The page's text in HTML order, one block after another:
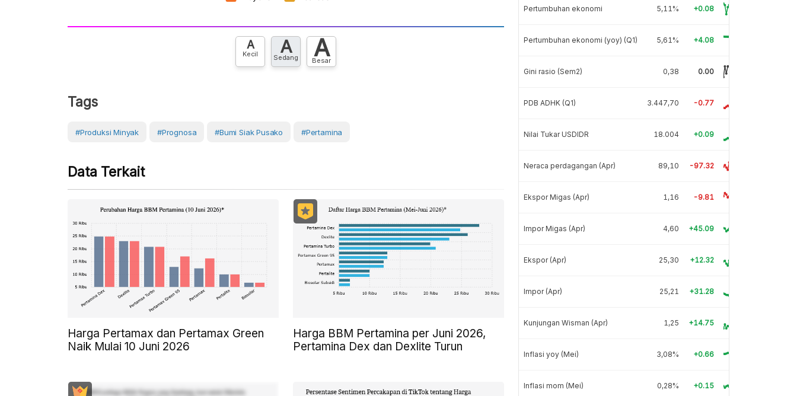
A
Kecil A
Sedang A
Besar
Tags
#Produksi Minyak #Prognosa #Bumi Siak Pusako #Pertamina
Data Terkait
Harga Pertamax dan Pertamax Green
Naik Mulai 10 Juni 2026
Harga BBM Pertamina per Juni 2026,
Pertamina Dex dan Dexlite Turun
Pertumbuhan ekonomi 5,11% +0.08
Pertumbuhan ekonomi (yoy) (Q1) 5,61% +4.08
Gini rasio (Sem2) 0,38 0.00
PDB ADHK (Q1) 3.447,70 -0.77
Nilai Tukar USDIDR 18.004 +0.09
Neraca perdagangan (Apr) 89,10 -97.32
Ekspor Migas (Apr) 1,16 -9.81
Impor Migas (Apr) 4,60 +45.09
Ekspor (Apr) 25,30 +12.32
Impor (Apr) 25,21 +31.28
Kunjungan Wisman (Apr) 1,25 +14.75
Inflasi yoy (Mei) 3,08% +0.66
Inflasi mom (Mei) 0,28% +0.15